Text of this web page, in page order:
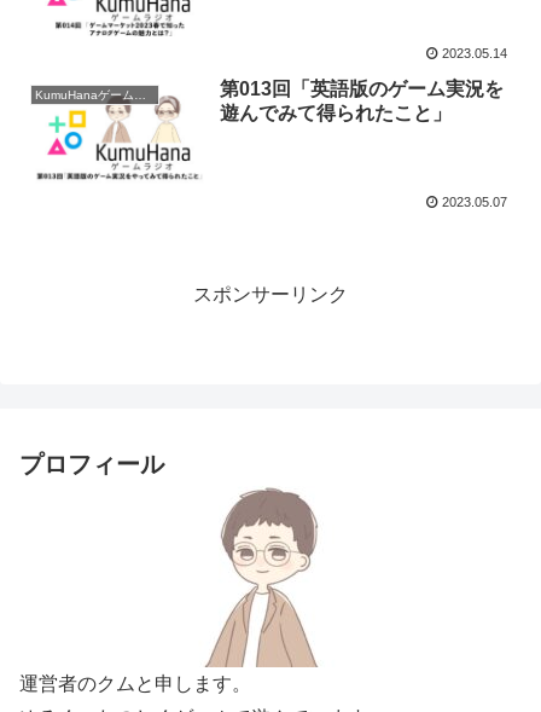
2023.05.14
第013回「英語版のゲーム実況を
遊んでみて得られたこと」
2023.05.07
スポンサーリンク
プロフィール
運営者のクムと申します。